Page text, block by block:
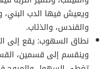
ويعيش فيها الدب البني،
والقندس، والذئاب.
نطاق السهوب: يقع إلى
وينقسم إلى قسمين،